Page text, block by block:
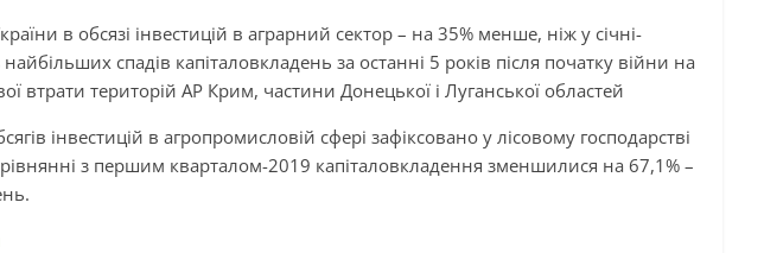
в обсязі інвестицій в аграрний сектор – на 35% менше, ніж у січні-
спадів капіталовкладень за останні 5 років після початку війни на
втрати територій АР Крим, частини Донецької і Луганської областей
інвестицій в агропромисловій сфері зафіксовано у лісовому господарстві
з першим кварталом-2019 капіталовкладення зменшилися на 67,1% –